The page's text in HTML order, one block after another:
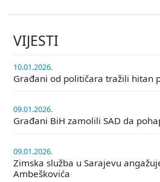
VIJESTI
10.01.2026.
Građani od političara tražili hitan
09.01.2026.
Građani BiH zamolili SAD da
09.01.2026.
Zimska služba u Sarajevu
Ambeškovića